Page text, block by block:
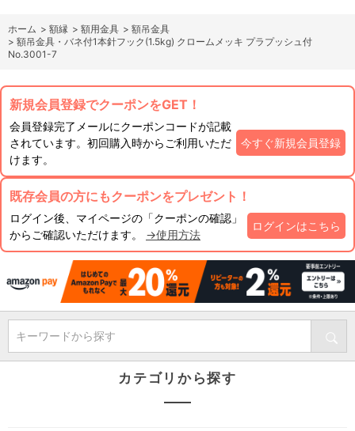
ホーム > 額縁 > 額用金具 > 額吊金具
> 額吊金具・バネ付1本針フック(1.5kg) クロームメッキ プラプッシュ付
No.3001-7
新規会員登録でクーポンをGET！
会員登録完了メールにクーポンコードが記載
されています。初回購入時からご利用いただ
けます。
今すぐ新規会員登録
既存会員の方にもクーポンをプレゼント！
ログイン後、マイページの「クーポンの確認」
からご確認いただけます。 →使用方法
ログインはこちら
キーワードから探す
カテゴリから探す